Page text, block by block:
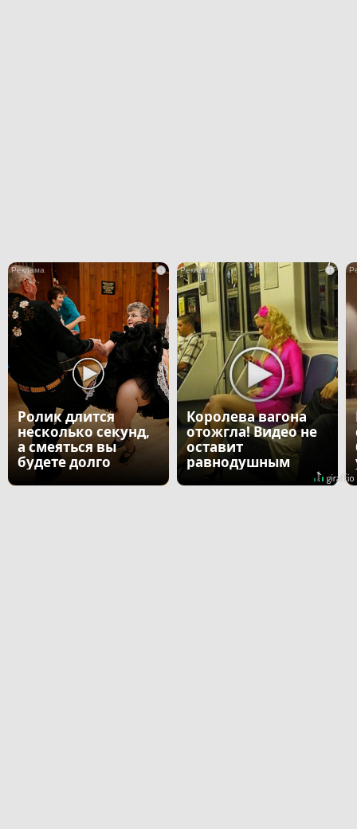
i
Ролик длится
несколько секунд,
а смеяться вы
будете долго
i
Королева вагона
отожгла! Видео не
оставит
равнодушным